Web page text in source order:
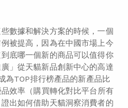
數據和解決方案的時候，一個
被提高，因為在中國市場上今
底哪一個新的商品可以值得你
」從天貓新品創新中心的高達
為TOP排行榜產品的新產品比
效率（購買轉化對比平台所有
出如何借助天貓洞察消費者的